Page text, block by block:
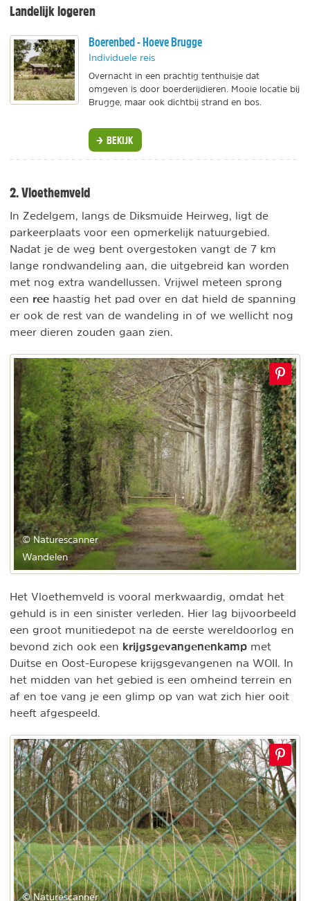
Landelijk logeren
Boerenbed - Hoeve Brugge
Individuele reis
Overnacht in een prachtig tenthuisje dat
omgeven is door boerderijdieren. Mooie locatie bij
Brugge, maar ook dichtbij strand en bos.
BEKIJK
2. Vloethemveld
In Zedelgem, langs de Diksmuide Heirweg, ligt de
parkeerplaats voor een opmerkelijk natuurgebied.
Nadat je de weg bent overgestoken vangt de 7 km
lange rondwandeling aan, die uitgebreid kan worden
met nog extra wandellussen. Vrijwel meteen sprong
een ree haastig het pad over en dat hield de spanning
er ook de rest van de wandeling in of we wellicht nog
meer dieren zouden gaan zien.
© Naturescanner
Wandelen
Het Vloethemveld is vooral merkwaardig, omdat het
gehuld is in een sinister verleden. Hier lag bijvoorbeeld
een groot munitiedepot na de eerste wereldoorlog en
bevond zich ook een krijgsgevangenenkamp met
Duitse en Oost-Europese krijgsgevangenen na WOII. In
het midden van het gebied is een omheind terrein en
af en toe vang je een glimp op van wat zich hier ooit
heeft afgespeeld.
© Naturescanner